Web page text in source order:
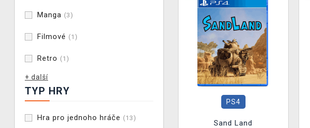
Manga (3)
Filmové (1)
Retro (1)
+ další
TYP HRY
Hra pro jednoho hráče (13)
PS4
Sand Land